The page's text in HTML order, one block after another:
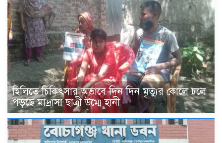
হিলিতে চিকিৎসার অভাবে দিন দিন মৃত্যুর কোলে ঢলে
পড়ছে মাদ্রাসা ছাত্রী উম্মে হানী